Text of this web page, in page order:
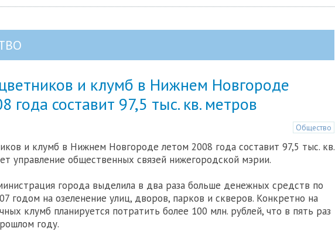
и клумб в Нижнем Новгороде
года составит 97,5 тыс. кв. метров
Общество
и клумб в Нижнем Новгороде летом 2008 года составит 97,5 тыс. кв.
управление общественных связей нижегородской мэрии.
города выделила в два раза больше денежных средств по
годом на озеленение улиц, дворов, парков и скверов. Конкретно на
клумб планируется потратить более 100 млн. рублей, что в пять раз
году.